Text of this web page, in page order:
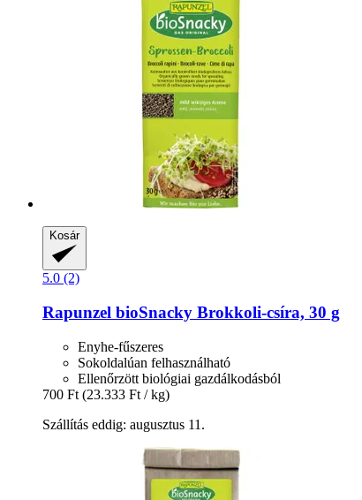
Kosár
5.0 (2)
Rapunzel bioSnacky Brokkoli-​csíra, 30 g
Enyhe-fűszeres
Sokoldalúan felhasználható
Ellenőrzött biológiai gazdálkodásból
700 Ft (23.333 Ft / kg)
Szállítás eddig: augusztus 11.